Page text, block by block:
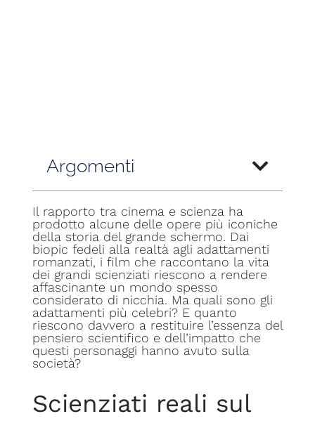
Argomenti
Il rapporto tra cinema e scienza ha
prodotto alcune delle opere più iconiche
della storia del grande schermo. Dai
biopic fedeli alla realtà agli adattamenti
romanzati, i film che raccontano la vita
dei grandi scienziati riescono a rendere
affascinante un mondo spesso
considerato di nicchia. Ma quali sono gli
adattamenti più celebri? E quanto
riescono davvero a restituire l’essenza del
pensiero scientifico e dell’impatto che
questi personaggi hanno avuto sulla
società?
Scienziati reali sul